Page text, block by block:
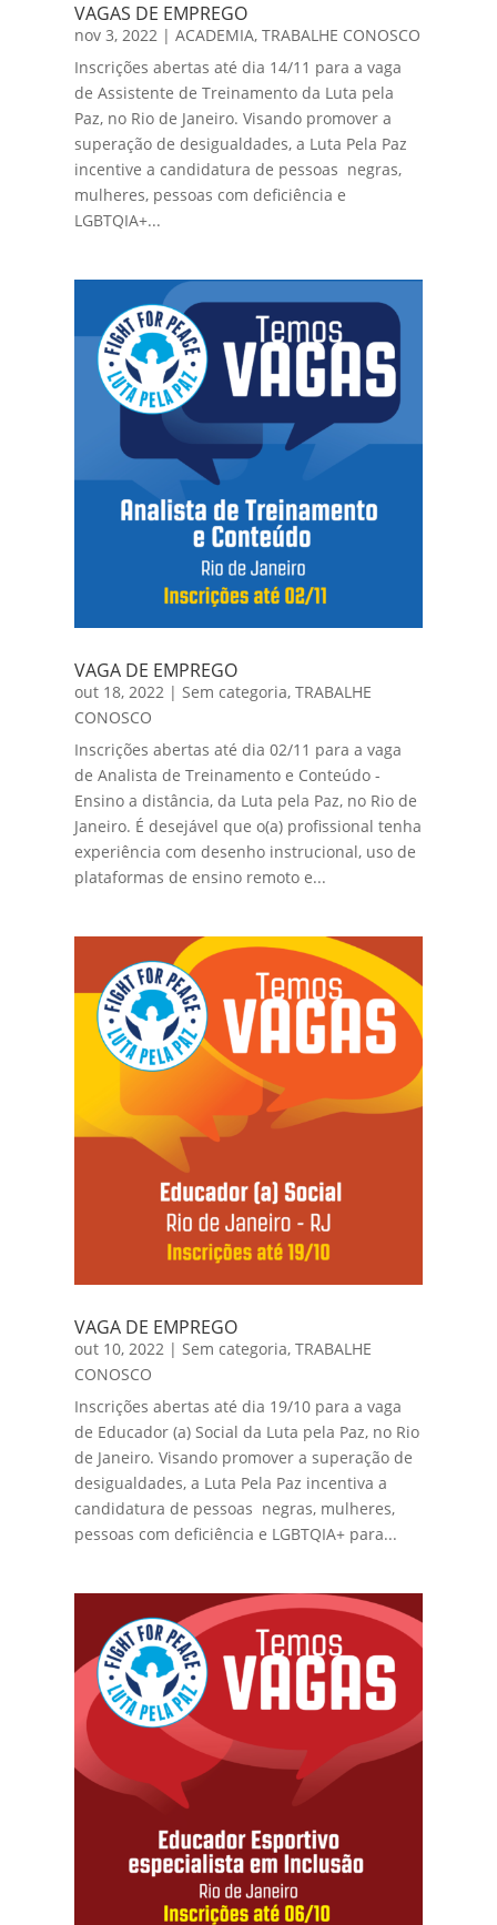
VAGAS DE EMPREGO
nov 3, 2022 |ACADEMIA,TRABALHE CONOSCO
Inscrições abertas até dia 14/11 para a vaga
de Assistente de Treinamento da Luta pela
Paz, no Rio de Janeiro. Visando promover a
superação de desigualdades, a Luta Pela Paz
incentive a candidatura de pessoas negras,
mulheres, pessoas com deficiência e
LGBTQIA+...
VAGA DE EMPREGO
out 18, 2022 |Sem categoria,TRABALHE
CONOSCO
Inscrições abertas até dia 02/11 para a vaga
de Analista de Treinamento e Conteúdo -
Ensino a distância, da Luta pela Paz, no Rio de
Janeiro. É desejável que o(a) profissional tenha
experiência com desenho instrucional, uso de
plataformas de ensino remoto e...
VAGA DE EMPREGO
out 10, 2022 | Sem categoria,TRABALHE
CONOSCO
Inscrições abertas até dia 19/10 para a vaga
de Educador (a) Social da Luta pela Paz, no Rio
de Janeiro. Visando promover a superação de
desigualdades, a Luta Pela Paz incentiva a
candidatura de pessoas negras, mulheres,
pessoas com deficiência e LGBTQIA+ para...